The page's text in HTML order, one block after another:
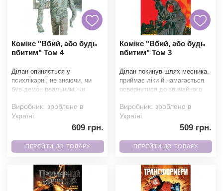
Комікс "Вбий, або будь
вбитим" Том 4
Ділан опиняється у
психлікарні, не знаючи, чи
був демон реальним, чи
посеред засніженого
Виробник: зроблено в
Україні
609 грн.
ПЕРЕЙТИ ДО ТОВАРУ
Комікс "Вбий, або будь
вбитим" Том 3
Ділан покинув шлях месника,
приймає ліки й намагається
повернутися до звичайного
вже йде його
Виробник: зроблено в
Україні
509 грн.
ПЕРЕЙТИ ДО ТОВАРУ